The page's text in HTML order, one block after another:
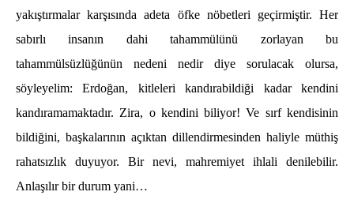
yakıştırmalar karşısında adeta öfke nöbetleri geçirmiştir. Her
sabırlı insanın dahi tahammülünü zorlayan bu
tahammülsüzlüğünün nedeni nedir diye sorulacak olursa,
söyleyelim: Erdoğan, kitleleri kandırabildiği kadar kendini
kandıramamaktadır. Zira, o kendini biliyor! Ve sırf kendisinin
bildiğini, başkalarının açıktan dillendirmesinden haliyle müthiş
rahatsızlık duyuyor. Bir nevi, mahremiyet ihlali denilebilir.
Anlaşılır bir durum yani…